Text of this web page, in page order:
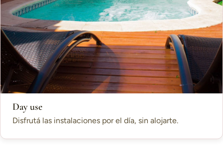
Day use
Disfrutá las instalaciones por el día, sin alojarte.